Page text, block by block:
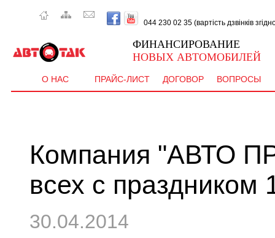
044 230 02 35 (вартість дзвінків
ФИНАНСИРОВАНИЕ
НОВЫХ АВТОМОБИЛЕЙ
О НАС ПРАЙС-ЛИСТ ДОГОВОР ВОПРОСЫ
Компания "АВТО
всех с праздником
30.04.2014